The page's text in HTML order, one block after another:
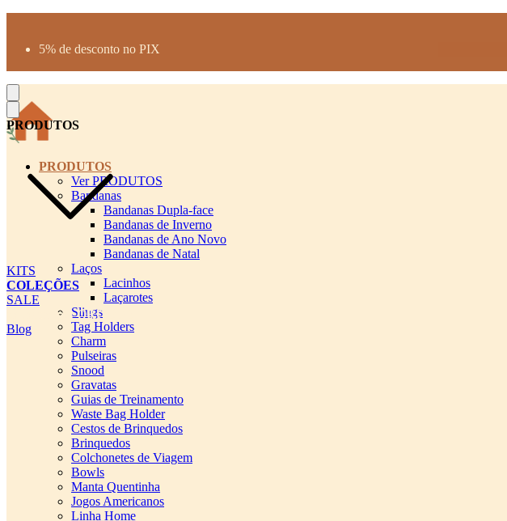
5% de desconto no PIX
PRODUTOS
KITS
COLEÇÕES
SALE
cadastro pet QRCODE
Blog
PRODUTOS
Ver PRODUTOS
Bandanas
Bandanas Dupla-face
Bandanas de Inverno
Bandanas de Ano Novo
Bandanas de Natal
Laços
Lacinhos
Laçarotes
Slings
Tag Holders
Charm
Pulseiras
Snood
Gravatas
Guias de Treinamento
Waste Bag Holder
Cestos de Brinquedos
Brinquedos
Colchonetes de Viagem
Bowls
Manta Quentinha
Jogos Americanos
Linha Home